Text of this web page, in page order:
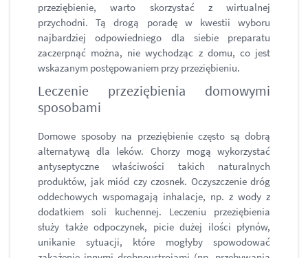
przeziębienie, warto skorzystać z wirtualnej
przychodni. Tą drogą poradę w kwestii wyboru
najbardziej odpowiedniego dla siebie preparatu
zaczerpnąć można, nie wychodząc z domu, co jest
wskazanym postępowaniem przy przeziębieniu.
Leczenie przeziębienia domowymi
sposobami
Domowe sposoby na przeziębienie często są dobrą
alternatywą dla leków. Chorzy mogą wykorzystać
antyseptyczne właściwości takich naturalnych
produktów, jak miód czy czosnek. Oczyszczenie dróg
oddechowych wspomagają inhalacje, np. z wody z
dodatkiem soli kuchennej. Leczeniu przeziębienia
służy także odpoczynek, picie dużej ilości płynów,
unikanie sytuacji, które mogłyby spowodować